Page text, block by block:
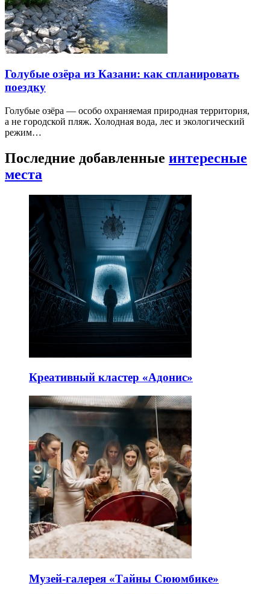
Голубые озёра из Казани: как спланировать
поездку
Голубые озёра — особо охраняемая природная территория,
а не городской пляж. Холодная вода, лес и экологический
режим…
Последние добавленные интересные
места
Креативный кластер «Адонис»
Музей-галерея «Тайны Сююмбике»